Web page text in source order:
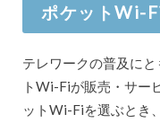
ポケットWi-
テレワークの普及に
トWi-Fiが販売・サー
ットWi-Fiを選ぶとき